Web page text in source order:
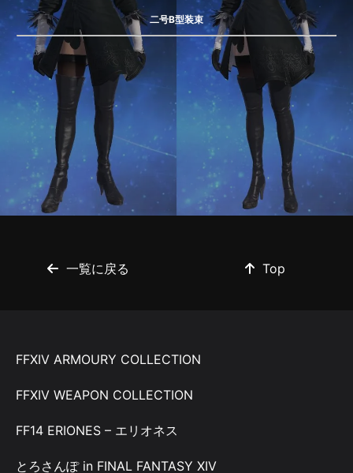
二号B型装束
一覧に戻る Top
FFXIV ARMOURY COLLECTION
FFXIV WEAPON COLLECTION
FF14 ERIONES – エリオネス
とろさんぽ in FINAL FANTASY XIV